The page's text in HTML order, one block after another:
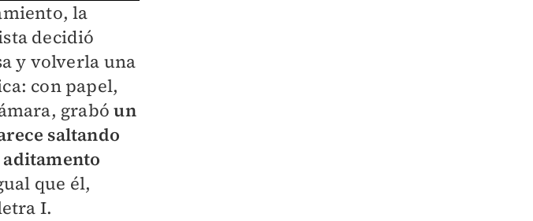
la
decidió
y volverla una
con papel,
grabóun
saltando
aditamento
que él,
I.